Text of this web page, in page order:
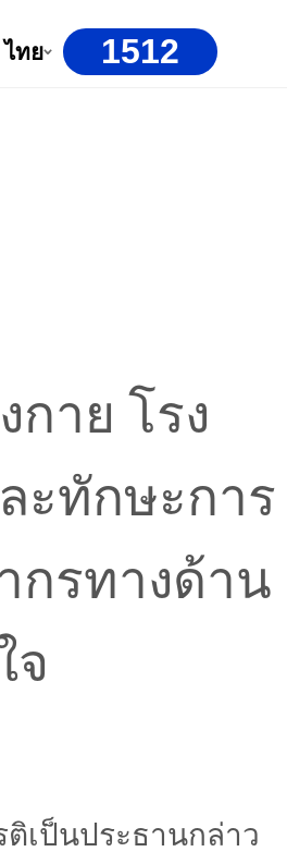
ไทย 1512
าย โรง
ะทักษะการ
กรทางด้าน
จ
เป็นประธานกล่าว